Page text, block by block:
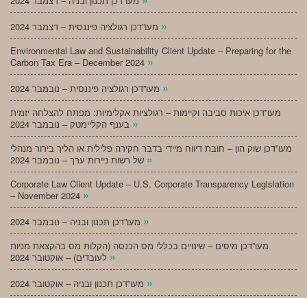
»
Environmental Law and Sustainability Client Update – Preparing for the
Carbon Tax Era – December 2024 »
»
מעו”דכן איכות סביבה וקיימות – רגולציות אקלימיות: מפתח להצלחה יזמית
»
מעו”דכן שוק הון – חובת דיווח מיידי בדבר חקירה פלילית או הליך בירור מנהלי
»
Corporate Law Client Update – U.S. Corporate Transparency Legislation
– November 2024 »
»
מעו”דכן מיסים – שינויים בכללי מס הכנסה (הקלות מס בהקצאת מניות
»
»